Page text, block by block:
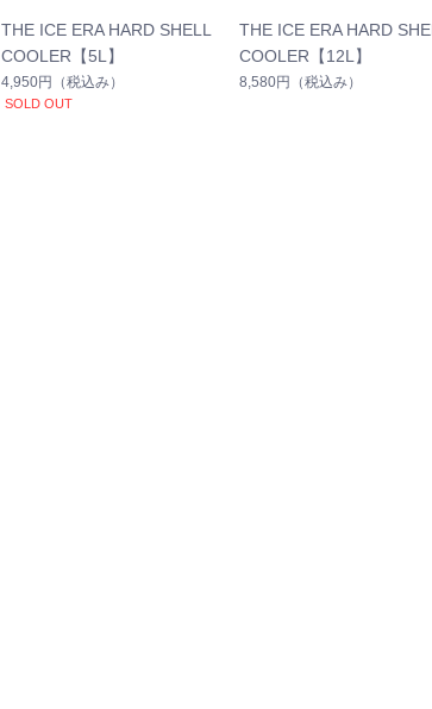
THE ICE ERA HARD SHELL
COOLER【5L】
4,950円 （税込み）
SOLD OUT
THE ICE ERA HARD
COOLER【12L】
8,580円 （税込み）